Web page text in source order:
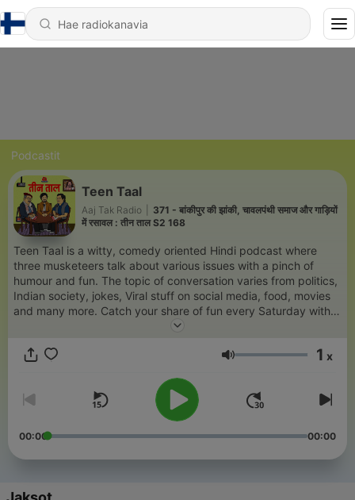
Podcastit
Teen Taal
Aaj Tak Radio
371 - बांकीपुर की झांकी, चावलपंथी समाज और गाड़ियों
में रसावल : तीन ताल S2 168
Teen Taal is a witty, comedy oriented Hindi podcast where
three musketeers talk about various issues with a pinch of
humour and fun. The topic of conversation varies from politics,
Indian society, jokes, Viral stuff on social media, food, movies
and many more. Catch your share of fun every Saturday with
Kamlesh Kishore Singh, Kuldeep Mishra & Asif Khan.
खान और कुलदीप मिश्र. ये तीनों लोग हफ़्ते की घटनाओं पर अतरंगी अंदाज़ में बातें करते
हैं, ठहाकों के साथ और अपने अपने biases के साथ. ये पॉडकास्ट सबके लिए नहीं है.
जो घर फूंके आपना, सो चले हमारे साथ. यानी वही लोग सुनें जिनका आहत होने का
पैरामीटर ज़रा ऊंचा हो. हर शनिवार, आज तक रेडियो पर. जय हो.
Äänenvoimakkuus
1 x
00:00 00:00